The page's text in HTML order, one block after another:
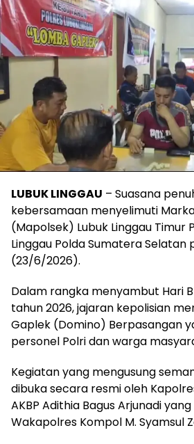
LUBUK LINGGAU – Suasana
kebersamaan menyelimuti
(Mapolsek) Lubuk Linggau Timur
Linggau Polda Sumatera Selatan
(23/6/2026).
Dalam rangka menyambut Hari
tahun 2026, jajaran kepolisian
Gaplek (Domino) Berpasangan
personel Polri dan warga
Kegiatan yang mengusung
dibuka secara resmi oleh
AKBP Adithia Bagus Arjunadi
Wakapolres Kompol M. Syamsul